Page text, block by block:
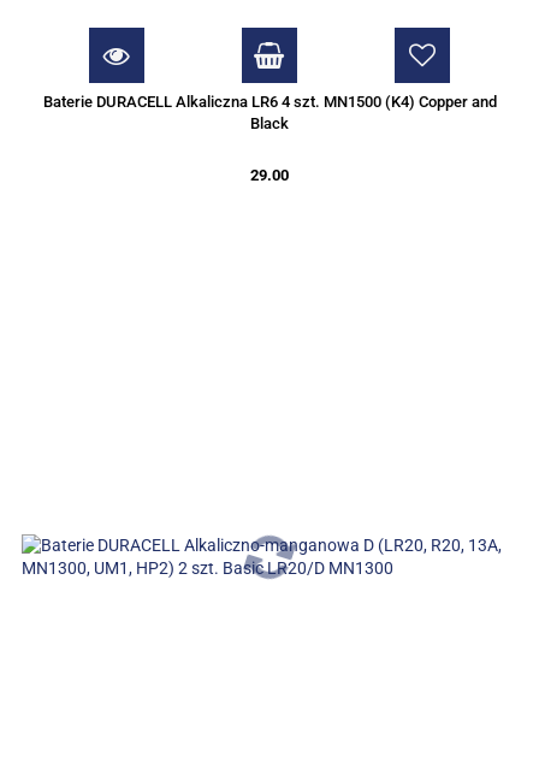
Baterie DURACELL Alkaliczna LR6 4 szt. MN1500 (K4) Copper and
Black
29.00